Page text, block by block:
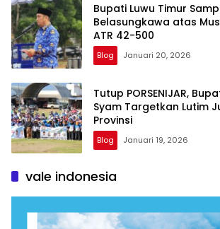
Bupati Luwu Timur
Belasungkawa atas
ATR 42-500
Blog Januari 20, 2026
Tutup PORSENIJAR,
Syam Targetkan Lutim
Provinsi
Blog Januari 19, 2026
vale indonesia